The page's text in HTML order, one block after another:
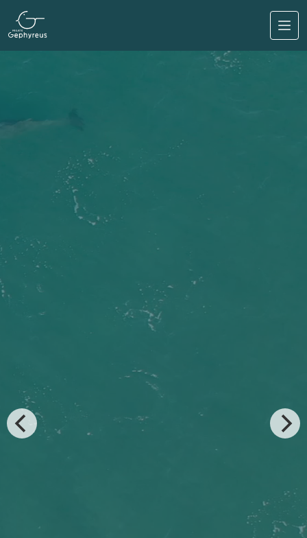
Pular para o conteúdo principal
e proteger nosso
ajude a transformar o